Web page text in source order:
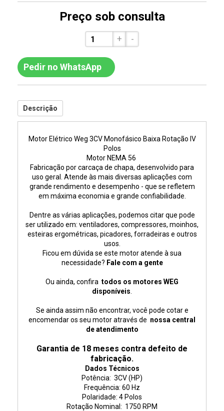
Preço sob consulta
+ -
Pedir no WhatsApp
Descrição
Motor Elétrico Weg 3CV Monofásico Baixa Rotação IV
Polos
Motor NEMA 56
Fabricação por carcaça de chapa, desenvolvido para
uso geral. Atende às mais diversas aplicações com
grande rendimento e desempenho - que se refletem
em máxima economia e grande confiabilidade.
Dentre as várias aplicações, podemos citar que pode
ser utilizado em: ventiladores, compressores, moinhos,
esteiras ergométricas, picadores, forradeiras e outros
usos.
Ficou em dúvida se este motor atende à sua
necessidade? Fale com a gente
Ou ainda, confira todos os motores WEG
disponíveis
Se ainda assim não encontrar, você pode cotar e
encomendar os seu motor através de nossa central
de atendimento
Garantia de 18 meses contra defeito de
fabricação.
Dados Técnicos
Potência: 3CV (HP)
Frequência: 60 Hz
Polaridade: 4 Polos
Rotação Nominal: 1750 RPM